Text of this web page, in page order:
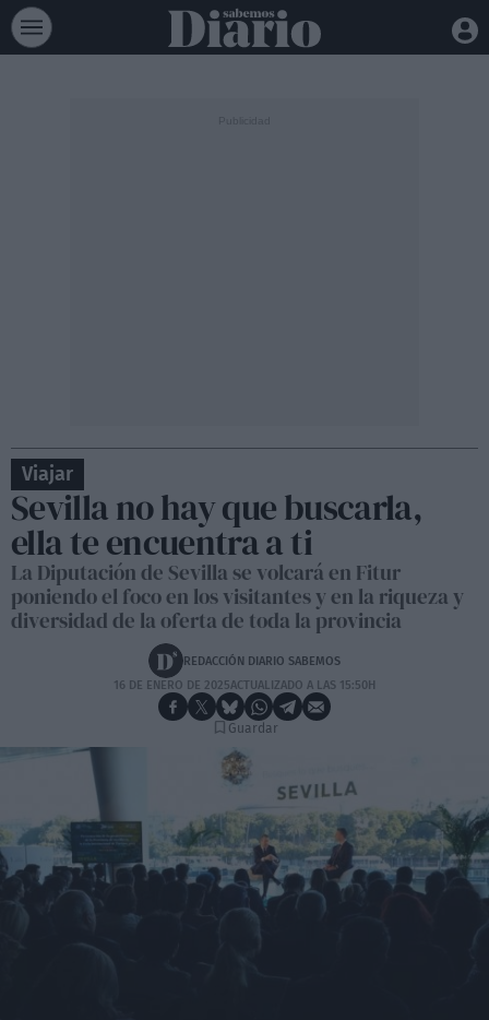
Viajar
Sevilla no hay que buscarla,
ella te encuentra a ti
La Diputación de Sevilla se volcará en Fitur
poniendo el foco en los visitantes y en la riqueza y
diversidad de la oferta de toda la provincia
REDACCIÓN DIARIO SABEMOS
16 DE ENERO DE 2025ACTUALIZADO A LAS 15:50H
Guardar